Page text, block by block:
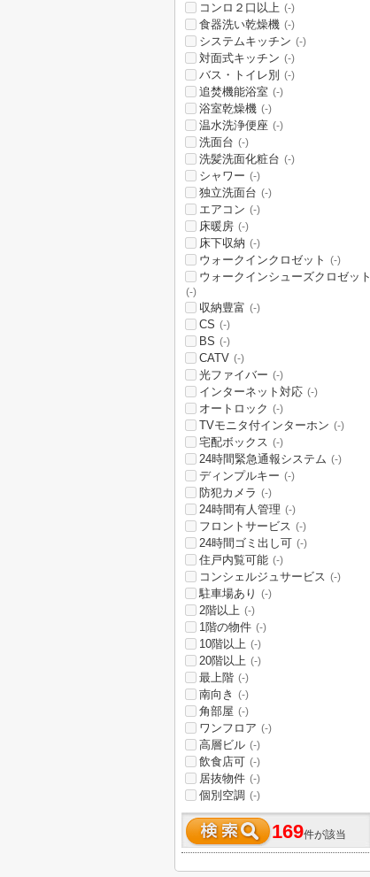
コンロ２口以上 (-)
食器洗い乾燥機 (-)
システムキッチン (-)
対面式キッチン (-)
バス・トイレ別 (-)
追焚機能浴室 (-)
浴室乾燥機 (-)
温水洗浄便座 (-)
洗面台 (-)
洗髪洗面化粧台 (-)
シャワー (-)
独立洗面台 (-)
エアコン (-)
床暖房 (-)
床下収納 (-)
ウォークインクロゼット (-)
ウォークインシューズクロゼット
(-)
収納豊富 (-)
CS (-)
BS (-)
CATV (-)
光ファイバー (-)
インターネット対応 (-)
オートロック (-)
TVモニタ付インターホン (-)
宅配ボックス (-)
24時間緊急通報システム (-)
ディンプルキー (-)
防犯カメラ (-)
24時間有人管理 (-)
フロントサービス (-)
24時間ゴミ出し可 (-)
住戸内覧可能 (-)
コンシェルジュサービス (-)
駐車場あり (-)
2階以上 (-)
1階の物件 (-)
10階以上 (-)
20階以上 (-)
最上階 (-)
南向き (-)
角部屋 (-)
ワンフロア (-)
高層ビル (-)
飲食店可 (-)
居抜物件 (-)
個別空調 (-)
169件が該当